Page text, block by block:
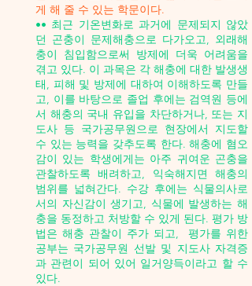
게 해 줄 수 있는 학문이다.
•• 최근 기온변화로 과거에 문제되지 않았
던 곤충이 문제해충으로 다가오고, 외래해
충이 침입함으로써 방제에 더욱 어려움을
겪고 있다. 이 과목은 각 해충에 대한 발생생
태, 피해 및 방제에 대하여 이해하도록 만들
고, 이를 바탕으로 졸업 후에는 검역원 등에
서 해충의 국내 유입을 차단하거나, 또는 지
도사 등 국가공무원으로 현장에서 지도할
수 있는 능력을 갖추도록 한다. 해충에 혐오
감이 있는 학생에게는 아주 귀여운 곤충을
관찰하도록 배려하고, 익숙해지면 해충의
범위를 넓혀간다. 수강 후에는 식물의사로
서의 자신감이 생기고, 식물에 발생하는 해
충을 동정하고 처방할 수 있게 된다. 평가 방
법은 해충 관찰이 주가 되고, 평가를 위한
공부는 국가공무원 선발 및 지도사 자격증
과 관련이 되어 있어 일거양득이라고 할 수
있다.